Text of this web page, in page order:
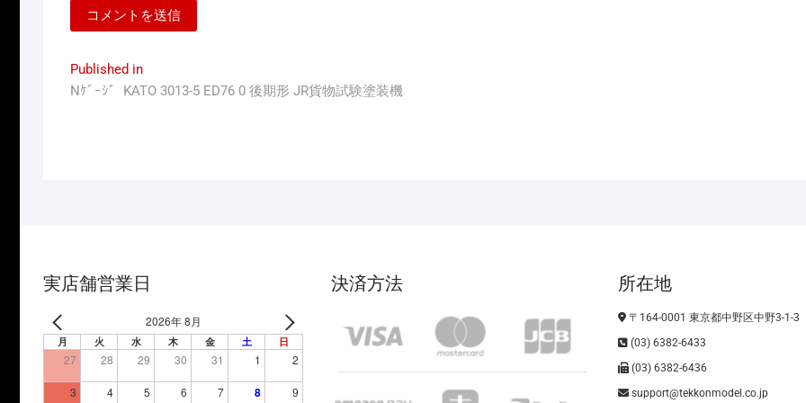
投
稿
ョ
Published in
Nｹﾞｰｼﾞ KATO 3013-5 ED76 0 後期形 JR貨物試験塗装機
実店舗営業日
2026年 8月
月 火 水 木 金 土 日
27 28 29 30 31 1 2
3 4 5 6 7 8 9
決済方法 所在地
〒164-0001 東京都中野区中野3-1-3
(03) 6382-6433
(03) 6382-6436
support@tekkonmodel.co.jp